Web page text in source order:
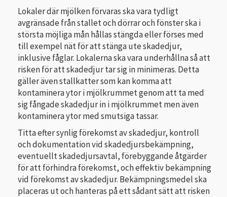
Lokaler där mjölken förvaras ska vara tydligt
avgränsade från stallet och dörrar och fönster ska i
största möjliga mån hållas stängda eller förses med
till exempel nät för att stänga ute skadedjur,
inklusive fåglar. Lokalerna ska vara underhållna så att
risken för att skadedjur tar sig in minimeras. Detta
gäller även stallkatter som kan komma att
kontaminera ytor i mjölkrummet genom att ta med
sig fångade skadedjur in i mjölkrummet men även
kontaminera ytor med smutsiga tassar.
Titta efter synlig förekomst av skadedjur, kontroll
och dokumentation vid skadedjursbekämpning,
eventuellt skadedjursavtal, förebyggande åtgärder
för att förhindra förekomst, och effektiv bekämpning
vid förekomst av skadedjur. Bekämpningsmedel ska
placeras ut och hanteras på ett sådant sätt att risken